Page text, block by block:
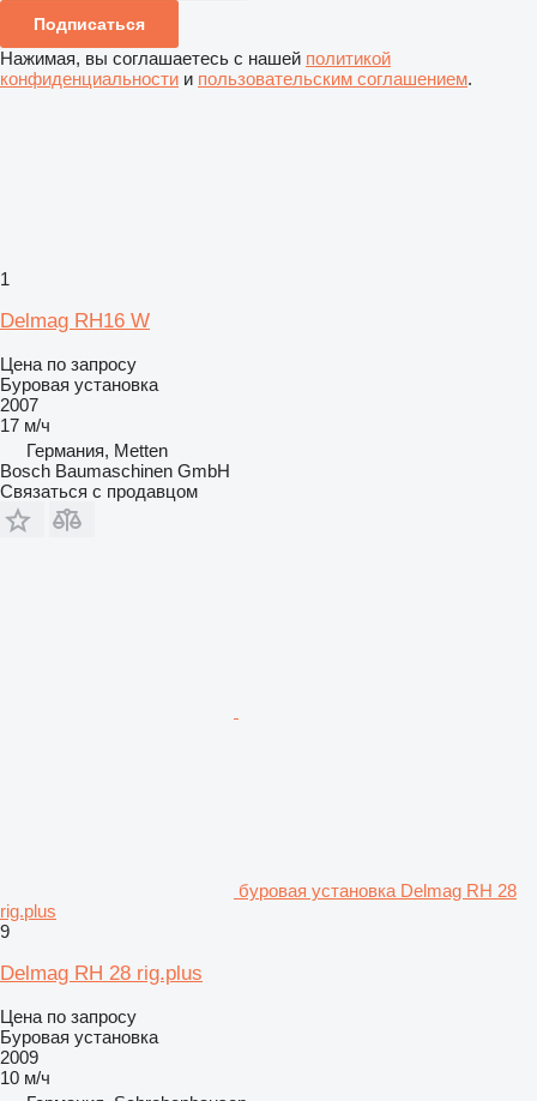
Подписаться
Нажимая, вы соглашаетесь с нашей политикой
конфиденциальности и пользовательским соглашением.
1
Delmag RH16 W
Цена по запросу
Буровая установка
2007
17 м/ч
Германия, Metten
Bosch Baumaschinen GmbH
Связаться с продавцом
буровая установка Delmag RH 28
rig.plus
9
Delmag RH 28 rig.plus
Цена по запросу
Буровая установка
2009
10 м/ч